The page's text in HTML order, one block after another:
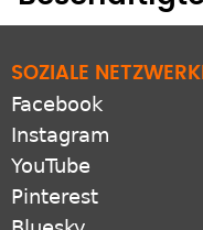
Beschäftigte
SOZIALE NETZWERKE
Facebook
Instagram
YouTube
Pinterest